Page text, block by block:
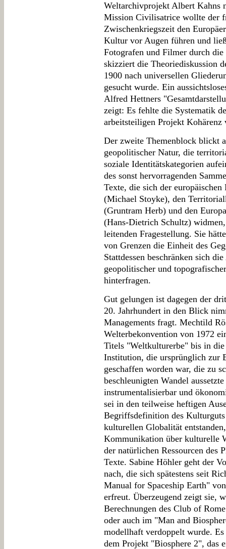
Weltarchivprojekt Albert Kahns
Mission Civilisatrice wollte der
Zwischenkriegszeit den
Kultur vor Augen führen und
Fotografen und Filmer durch
skizziert die Theoriediskussion
1900 nach universellen
gesucht wurde. Ein
Alfred Hettners
zeigt: Es fehlte die Systematik
arbeitsteiligen Projekt Kohärenz
Der zweite Themenblock blickt
geopolitischer Natur, die
soziale Identitätskategorien
des sonst hervorragenden
Texte, die sich der europäischen
(Michael Stoyke), den
(Gruntram Herb) und den
(Hans-Dietrich Schultz)
leitenden Fragestellung. Sie
von Grenzen die Einheit des
Stattdessen beschränken sich
geopolitischer und
hinterfragen.
Gut gelungen ist dagegen der
20. Jahrhundert in den Blick
Managements fragt. Mechtild
Welterbekonvention von 1972
Titels "Weltkulturerbe" bis in
Institution, die ursprünglich zur
geschaffen worden war, die zu
beschleunigten Wandel
instrumentalisierbar und
sei in den teilweise heftigen
Begriffsdefinition des
kulturellen Globalität
Kommunikation über kulturelle
der natürlichen Ressourcen des
Texte. Sabine Höhler geht der
nach, die sich spätestens seit
Manual for Spaceship Earth"
erfreut. Überzeugend zeigt sie,
Berechnungen des Club of
oder auch im "Man and
modellhaft verdoppelt wurde.
dem Projekt "Biosphere 2", das